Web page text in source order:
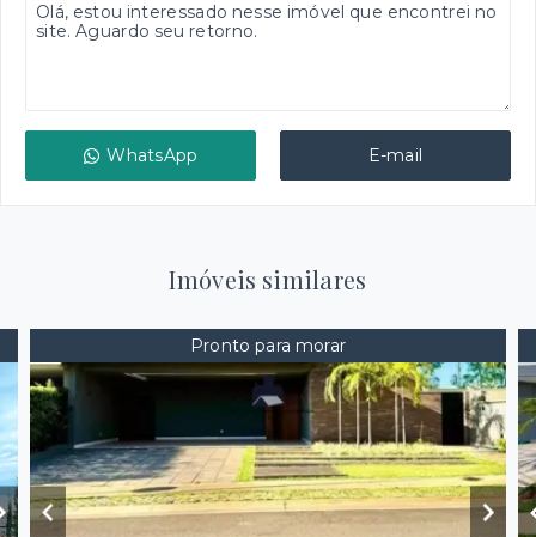
WhatsApp E-mail
Imóveis similares
Pronto para morar